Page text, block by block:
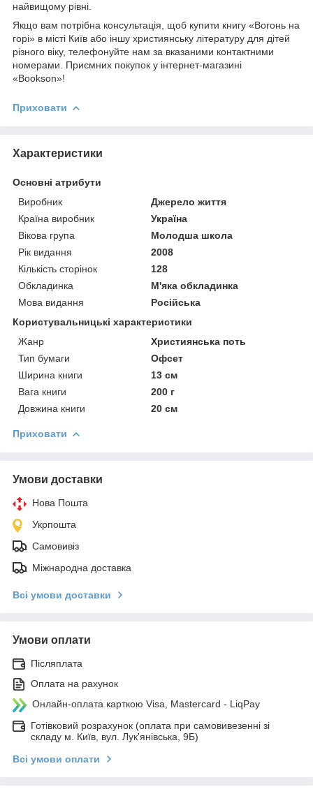
найвищому рівні.
Якщо вам потрібна консультація, щоб купити книгу «Вогонь на
горі» в місті Київ або іншу християнську літературу для дітей
різного віку, телефонуйте нам за вказаними контактними
номерами. Приємних покупок у інтернет-магазині
«Bookson»!
Приховати
Характеристики
Основні атрибути
Виробник
Джерело життя
Країна виробник
Україна
Вікова група
Молодша школа
Рік видання
2008
Кількість сторінок
128
Обкладинка
М'яка обкладинка
Мова видання
Російська
Користувальницькі характеристики
Жанр
Християнська поть
Тип бумаги
Офсет
Ширина книги
13 см
Вага книги
200 г
Довжина книги
20 см
Приховати
Умови доставки
Нова Пошта
Укрпошта
Самовивіз
Міжнародна доставка
Всі умови доставки
Умови оплати
Післяплата
Оплата на рахунок
Онлайн-оплата карткою Visa, Mastercard - LiqPay
Готівковий розрахунок (оплата при самовивезенні зі
складу м. Київ, вул. Лук'янівська, 9Б)
Всі умови оплати